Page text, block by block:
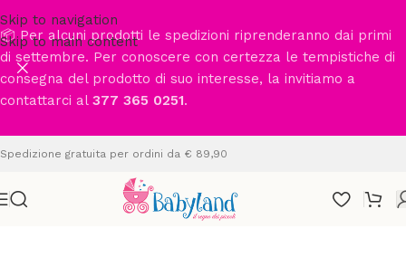
Skip to navigation
Skip to main content
📦 Per alcuni prodotti le spedizioni riprenderanno dai primi
di settembre. Per conoscere con certezza le tempistiche di
consegna del prodotto di suo interesse, la invitiamo a
contattarci al 377 365 0251.
Spedizione gratuita per ordini da € 89,90